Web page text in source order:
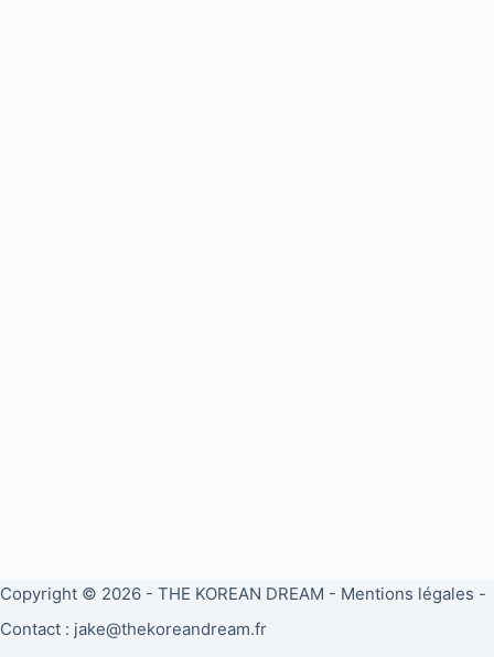
Copyright © 2026 - THE KOREAN DREAM - Mentions légales -
Contact : jake@thekoreandream.fr